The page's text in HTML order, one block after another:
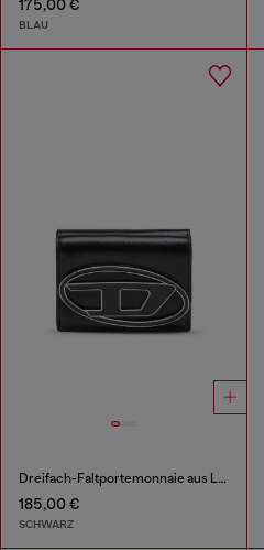
175,00 €
BLAU
Dreifach-Faltportemonnaie aus Leder
185,00 €
SCHWARZ